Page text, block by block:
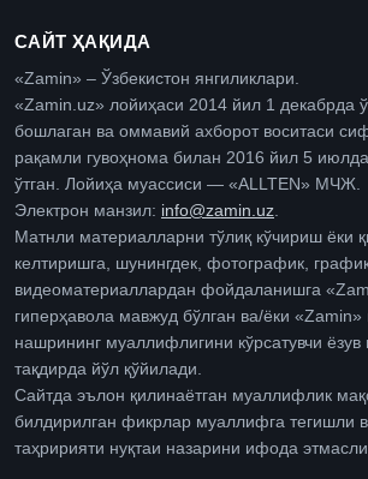
САЙТ ҲАҚИДА
«Zamin» – Ўзбекистон янгиликлари.
«Zamin.uz» лойиҳаси 2014 йил 1 декабрда
бошлаган ва оммавий ахборот воситаси
рақамли гувоҳнома билан 2016 йил 5
ўтган. Лойиҳа муассиси — «ALLTEN» МЧЖ.
Электрон манзил: info@zamin.uz
Матнли материалларни тўлиқ кўчириш ёки
келтиришга, шунингдек, фотографик,
видеоматериаллардан фойдаланишга
гиперҳавола мавжуд бўлган ва/ёки «Zamin»
нашрининг муаллифлигини кўрсатувчи ёзув
тақдирда йўл қўйилади.
Сайтда эълон қилинаётган муаллифлик
билдирилган фикрлар муаллифга тегишли
таҳририяти нуқтаи назарини ифода